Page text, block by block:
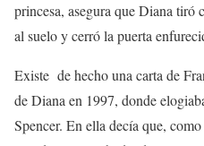
princesa, asegura que Diana tiró
al suelo y cerró la puerta
Existe de hecho una carta de
de Diana en 1997, donde
Spencer. En ella decía que,